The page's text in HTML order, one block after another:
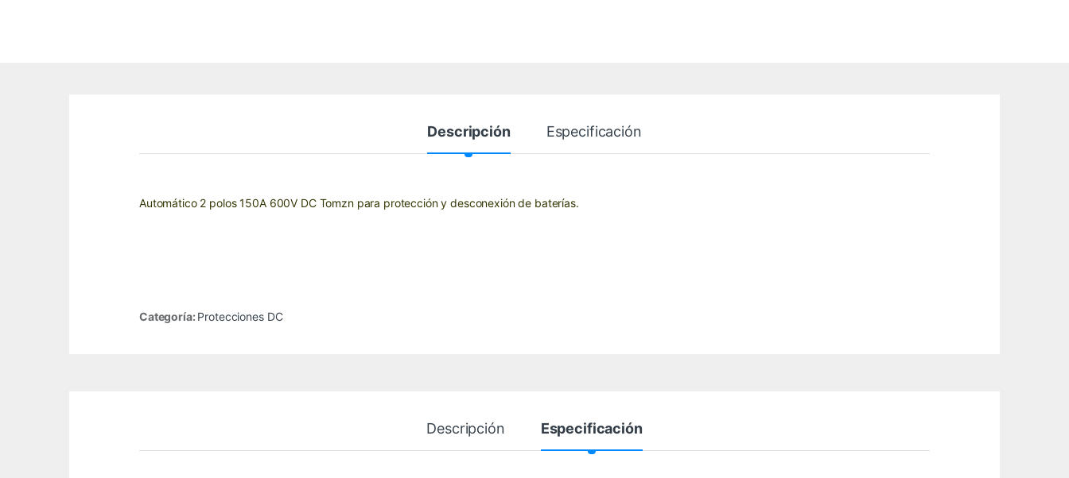
Descripción Especificación
Automático 2 polos 150A 600V DC Tomzn para protección y desconexión de baterías.
Categoría: Protecciones DC
Descripción Especificación